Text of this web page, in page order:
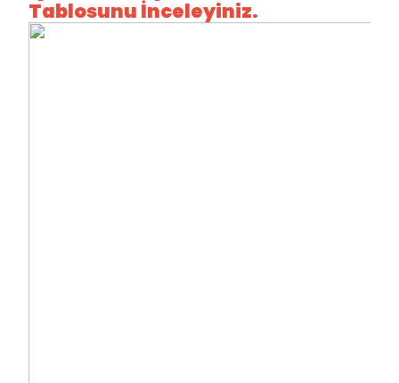
Tablosunu İnceleyiniz.